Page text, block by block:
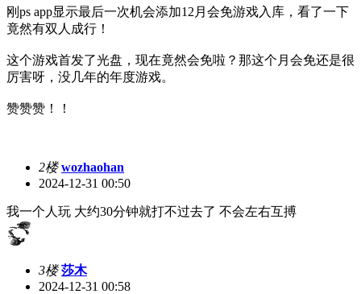
刚ps app显示最后一次机会添加12月会免游戏入库，看了一下
竟然有双人成行！
这个游戏首发了光盘，现在竟然会免啦？那这个月会免还是很
厉害呀，没几年的年度游戏。
赞赞赞！！
2楼 wozhaohan
2024-12-31 00:50
我一个人玩 大约30分钟就打不过去了 不会左右互搏
3楼 莎木
2024-12-31 00:58